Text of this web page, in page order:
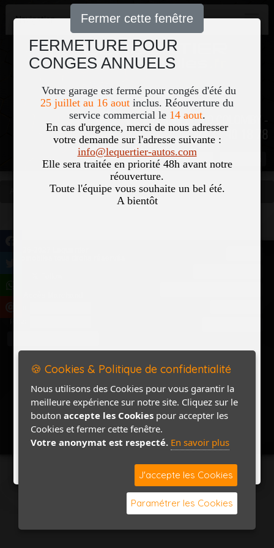
FERMETURE POUR
CONGES ANNUELS
Votre garage est fermé pour congés d'été du
25 juillet au 16 aout inclus. Réouverture du
service commercial le 14 aout.
En cas d'urgence, merci de nous adresser
votre demande sur l'adresse suivante :
info@lequertier-autos.com
Elle sera traitée en priorité 48h avant notre
réouverture.
Toute l'équipe vous souhaite un bel été.
A bientôt
Fermer cette fenêtre
Navigation
51, Le Bourg 50700 COLOMBY -
02 33 40 18 78
Nom Pass
Occasions Vous êtes ici
🍪 Cookies & Politique de confidentialité
Nous utilisons des Cookies pour vous garantir la
meilleure expérience sur notre site. Cliquez sur le
bouton accepte les Cookies pour accepter les
Cookies et fermer cette fenêtre.
Votre anonymat est respecté. En savoir plus
J'accepte les Cookies
Paramétrer les Cookies